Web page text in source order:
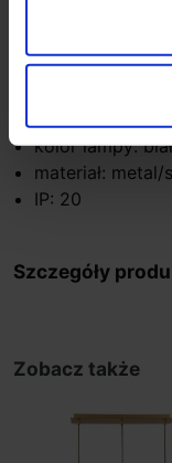
głębokość
ilość źródeł /
max moc
kolor lampy:
materiał: metal/
IP: 20
Szczegóły
Zobacz także